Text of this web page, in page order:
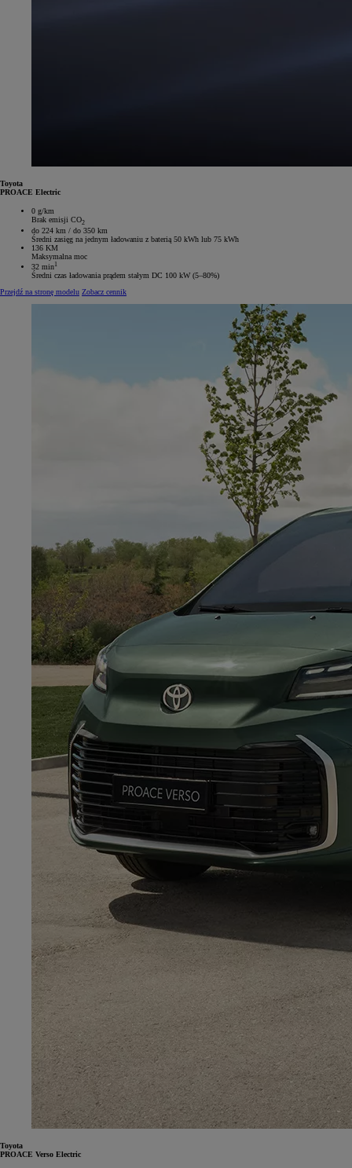
Toyota
PROACE Electric
0 g/km
Brak emisji CO2
do 224 km / do 350 km
Średni zasięg na jednym ładowaniu z baterią 50 kWh lub 75 kWh
136 KM
Maksymalna moc
32 min1
Średni czas ładowania prądem stałym DC 100 kW (5–80%)
Przejdź na stronę modelu Zobacz cennik
Toyota
PROACE Verso Electric